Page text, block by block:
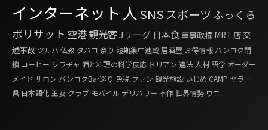
インターネット 人 SNS スポーツ ふっくら
ボリサット 空港観光客Jリーグ 日本食軍事政権 MRT 店交
通事故 ツルハ 仏教 タバコ 祭り 短期集中連載 居酒屋 お得情報 バンコク閉
鎖 コーヒー シラチャ 酒と料理の科学反応 ドリアン 違法 人材語学 オーダー
メイド サロン バンコクBar巡り 免税 ファン 観光施設 いじめ CAMP ヤラー
県 日本語化 王女 クラブ モバイル デリバリー 不作世界情勢 ワニ